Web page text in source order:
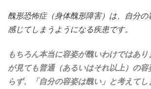
醜形恐怖症（身体醜形障害）は、自分の
感じてしまうようになる疾患です。
もちろん本当に容姿が醜いわけではあ
が見ても普通（あるいはそれ以上）の
らず、「自分の容姿は醜い」と考えてし